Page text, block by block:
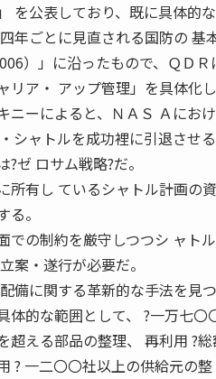
を公表しており、既に具体的
年ごとに見直される国防の
）」に沿ったもので、ＱＤ
リア・ アップ管理」を具体化
ニーによると、ＮＡＳ Ａにお
シャトルを成功裡に引退させ
?ゼ ロサム戦略?だ。
所有し ているシャトル計画の
る。
での制約を厳守しつつシ ャト
案・遂行が必要だ。
備に関する革新的な手法を見
体的な範囲として、 ?一万七〇
超える部品の整理、 再利用 ?
? 一二〇〇社以上の供給元の